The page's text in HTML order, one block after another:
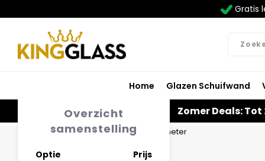
Gratis
Home Glazen Schuifwand
Zomer Deals: Tot
Carport in zwart van 5,06 x 4 meter
Overzicht
samenstelling
Optie
Prijs